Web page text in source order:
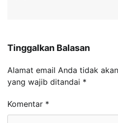
Tinggalkan Balasan
Alamat email Anda tidak
yang wajib ditandai *
Komentar *